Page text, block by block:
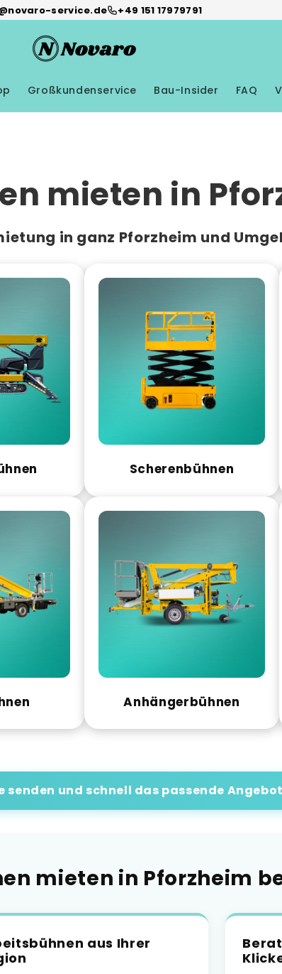
service.de +49 151 17979791
Großkundenservice Bau-Insider FAQ
mieten in
in ganz Pforzheim und
Scherenbühnen
Anhängerbühnen
senden und schnell das passende
mieten in Pforzheim
aus Ihrer